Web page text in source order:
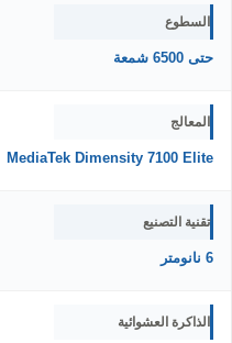
السطوع
حتى 6500 شمعة
المعالج
MediaTek Dimensity 7100 Elite
تقنية التصنيع
6 نانومتر
الذاكرة العشوائية